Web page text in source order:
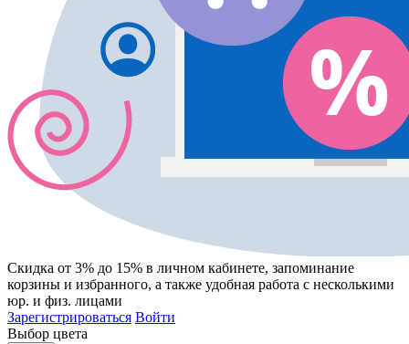
Скидка от 3% до 15% в личном кабинете, запоминание
корзины и избранного, а также удобная работа с несколькими
юр. и физ. лицами
Зарегистрироваться Войти
Выбор цвета